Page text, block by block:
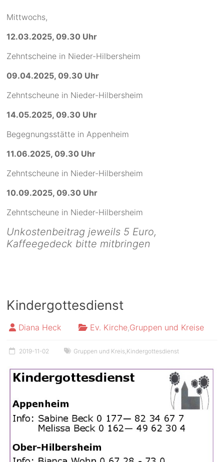
Mittwochs,
12.03.2025, 09.30 Uhr
Zehntscheine in Nieder-Hilbersheim
09.04.2025, 09.30 Uhr
Zehntscheune in Nieder-Hilbersheim
14.05.2025, 09.30 Uhr
Begegnungsstätte in Appenheim
11.06.2025, 09.30 Uhr
Zehntscheune in Nieder-Hilbersheim
10.09.2025, 09.30 Uhr
Zehntscheune in Nieder-Hilbersheim
Unkostenbeitrag jeweils 5 Euro,
Kaffeegedeck bitte mitbringen
Kindergottesdienst
Diana Heck Ev. Kirche,Gruppen und Kreise
2019-11-02 Gruppen und Kreis Kindergottesdienst